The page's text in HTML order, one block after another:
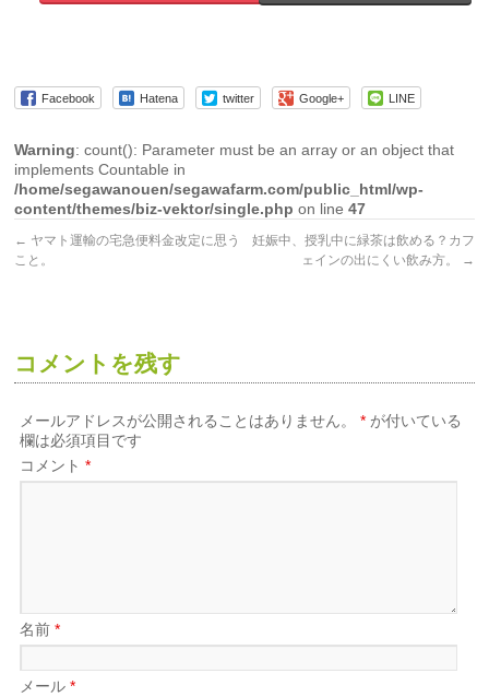
Facebook Hatena twitter Google+ LINE
Warning: count(): Parameter must be an array or an object that
implements Countable in
/home/segawanouen/segawafarm.com/public_html/wp-
content/themes/biz-vektor/single.php on line47
← ヤマト運輸の宅急便料金改定に思う
こと。
妊娠中、授乳中に緑茶は飲める？カフ
ェインの出にくい飲み方。
→
コメントを残す
メールアドレスが公開されることはありません。 * が付いている
欄は必須項目です
コメント*
名前*
メール*